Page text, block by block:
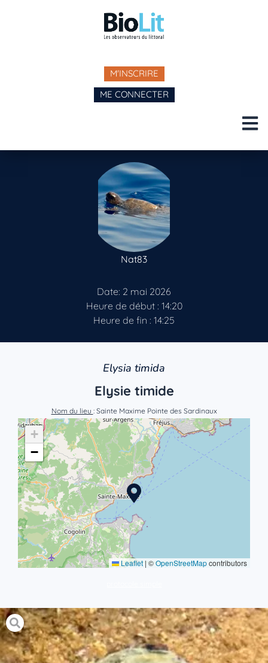
M'INSCRIRE
ME CONNECTER
Nat83
Date: 2 mai 2026
Heure de début : 14:20
Heure de fin : 14:25
Elysia timida
Elysie timide
Nom du lieu : Sainte Maxime Pointe des Sardinaux
+
−
Leaflet | ©OpenStreetMapcontributors